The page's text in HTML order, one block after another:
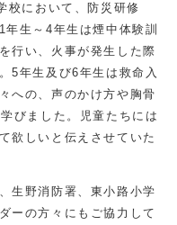
において、防災研修
年生～4年生は煙中体験訓
行い、火事が発生した際
5年生及び6年生は救命入
への、声のかけ方や胸骨
びました。児童たちには
欲しいと伝えさせていた
生野消防署、東小路小学
ーの方々にもご協力して